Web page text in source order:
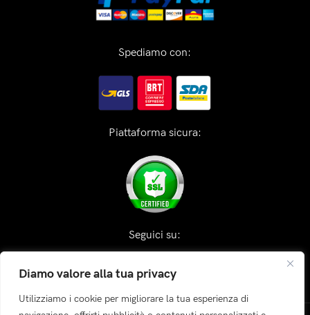
Diamo valore alla tua privacy
Utilizziamo i cookie per migliorare la tua esperienza di
Spediamo con:
Piattaforma sicura:
Seguici su: